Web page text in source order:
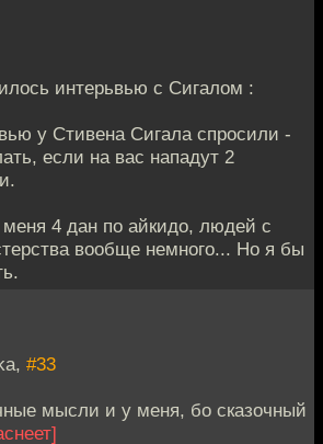
интерьвью с Сигалом :
у Стивена Сигала спросили -
если на вас нападут 2
меня 4 дан по айкидо, людей с
вообще немного... Но я бы
#33
мысли и у меня, бо сказочный